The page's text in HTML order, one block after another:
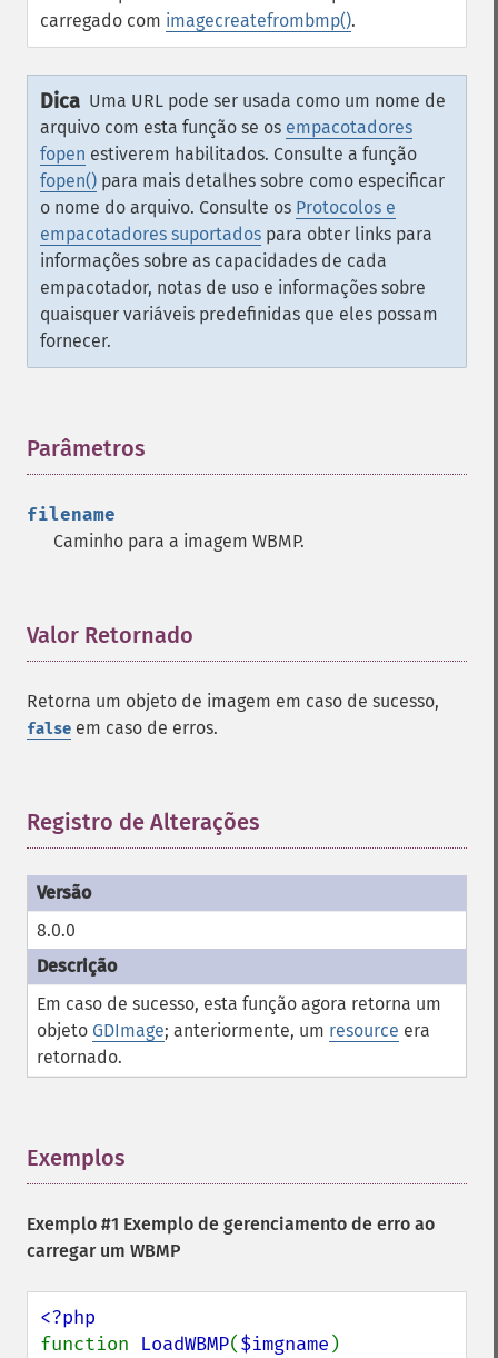
carregado com imagecreatefrombmp().
Dica Uma URL pode ser usada como um nome de
arquivo com esta função se os empacotadores
fopen estiverem habilitados. Consulte a função
fopen() para mais detalhes sobre como especificar
o nome do arquivo. Consulte os Protocolos e
empacotadores suportados para obter links para
informações sobre as capacidades de cada
empacotador, notas de uso e informações sobre
quaisquer variáveis predefinidas que eles possam
fornecer.
Parâmetros
filename
Caminho para a imagem WBMP.
Valor Retornado
Retorna um objeto de imagem em caso de sucesso,
false em caso de erros.
Registro de Alterações
8.0.0
Em caso de sucesso, esta função agora retorna um
objeto GDImage; anteriormente, um resource era
retornado.
Exemplos
Exemplo #1 Exemplo de gerenciamento de erro ao
carregar um WBMP
function LoadWBMP($imgname )